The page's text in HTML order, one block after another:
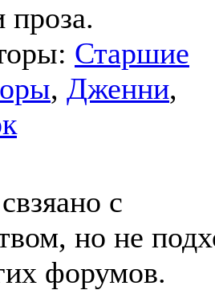
проза.
Старшие
, Дженни,
с
но не
форумов.